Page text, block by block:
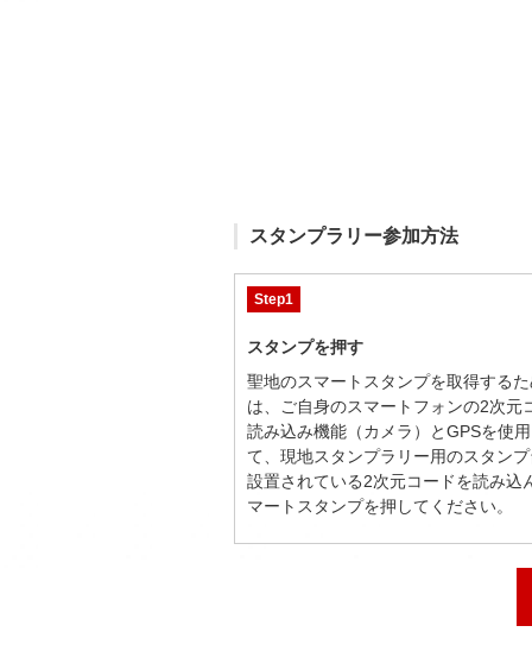
スタンプラリー参加方法
Step1
スタンプを押す
聖地のスマートスタンプを取得するた
は、ご自身のスマートフォンの2次元
読み込み機能（カメラ）とGPSを使用
て、現地スタンプラリー用のスタンプ
設置されている2次元コードを読み込
マートスタンプを押してください。